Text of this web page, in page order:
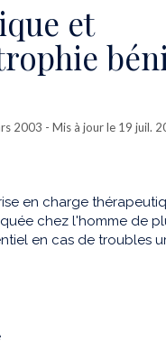
et
2003 - Mis à jour le 19 juil.
en charge
chez l'homme de
en cas de troubles